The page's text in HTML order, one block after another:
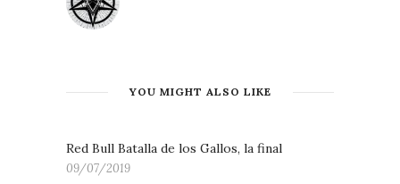
YOU MIGHT ALSO LIKE
Red Bull Batalla de los Gallos, la final
09/07/2019